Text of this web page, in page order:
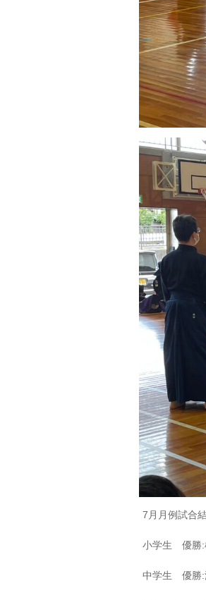
7月月例試合
小学生 優勝:
中学生 優勝: